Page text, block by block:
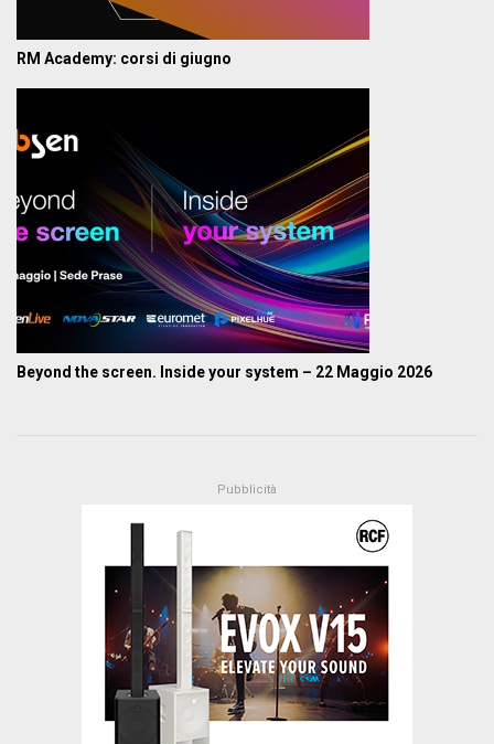
RM Academy: corsi di giugno
Beyond the screen. Inside your system – 22 Maggio 2026